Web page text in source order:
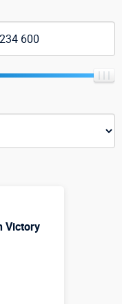
Victory